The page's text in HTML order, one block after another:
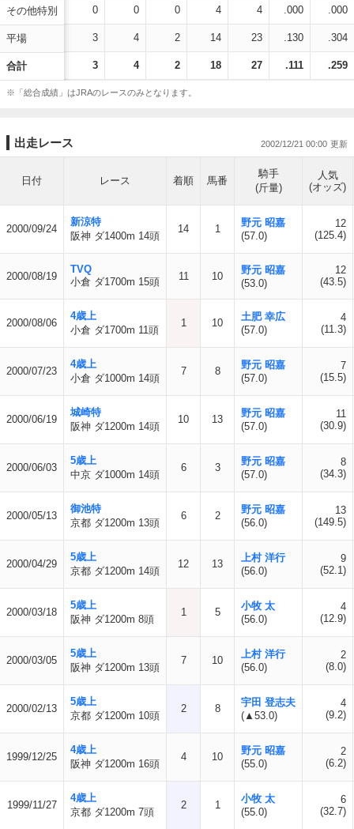
その他特別
平場
合計
0 0 0 4 4 .000 .000
3 4 2 14 23 .130 .304
3 4 2 18 27 .111 .259
※「総合成績」はJRAのレースのみとなります。
出走レース 2002/12/21 00:00
日付 レース 着順 馬番
騎手
(斤量)
人気
(オッズ)
2000/09/24
新涼特
阪神 ダ1400m 14頭
14 1
野元 昭嘉
(57.0)
12
(125.4)
2000/08/19
TVQ
小倉 ダ1700m 15頭
11 10
野元 昭嘉
(53.0)
12
(43.5)
2000/08/06
4歳上
小倉 ダ1700m 11頭
1 10
土肥 幸広
(57.0)
4
(11.3)
2000/07/23
4歳上
小倉 ダ1000m 14頭
7 8
野元 昭嘉
(57.0)
7
(15.5)
2000/06/19
城崎特
阪神 ダ1200m 14頭
10 13
野元 昭嘉
(57.0)
11
(30.9)
2000/06/03
5歳上
中京 ダ1000m 14頭
6 3
野元 昭嘉
(57.0)
8
(34.3)
2000/05/13
御池特
京都 ダ1200m 13頭
6 2
野元 昭嘉
(56.0)
13
(149.5)
2000/04/29
5歳上
京都 ダ1200m 14頭
12 13
上村 洋行
(56.0)
9
(52.1)
2000/03/18
5歳上
阪神 ダ1200m 8頭
1 5
小牧 太
(56.0)
4
(12.9)
2000/03/05
5歳上
阪神 ダ1200m 13頭
7 10
上村 洋行
(56.0)
2
(8.0)
2000/02/13
5歳上
京都 ダ1200m 10頭
2 8
宇田 登志夫
(▲53.0)
4
(9.2)
1999/12/25
4歳上
阪神 ダ1200m 16頭
4 10
野元 昭嘉
(55.0)
2
(6.2)
1999/11/27
4歳上
京都 ダ1200m 7頭
2 1
小牧 太
(55.0)
6
(32.7)